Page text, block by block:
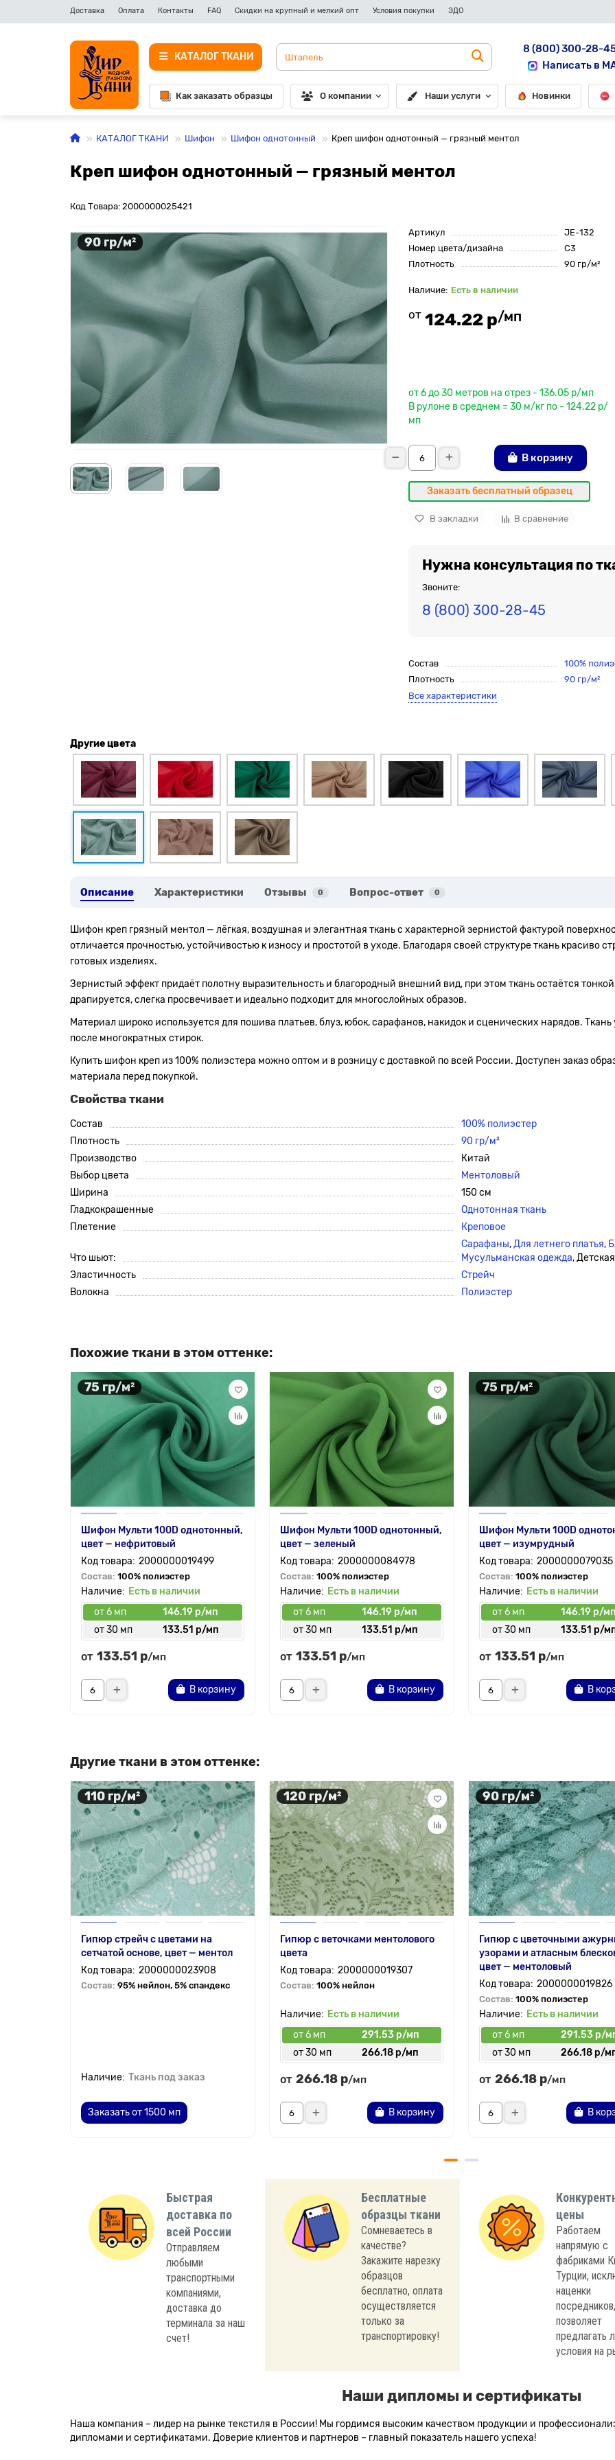
Доставка Оплата Контакты FAQ Скидки на крупный и мелкий опт Условия покупки ЭДО
КАТАЛОГ ТКАНИ
8 (800) 300-28-
Написать в
Как заказать образцы О компании Наши услуги Новинки
КАТАЛОГ ТКАНИ Шифон Шифон однотонный Креп шифон однотонный — грязный ментол
Креп шифон однотонный — грязный ментол
Код Товара: 2000000025421
90 гр/м²
Артикул
JE-132
Номер цвета/дизайна
С3
Плотность
90 гр/м²
Есть в наличии
от 124.22 р/мп
от 6 до 30 метров на отрез - 136.05 р/мп
В рулоне в среднем = 30 м/кг по - 124.22 р/
мп
В корзину
Заказать бесплатный образец
В закладки В сравнение
Нужна консультация по
Звоните:
8 (800) 300-28-45
Состав
100%
Плотность
90 гр/м²
Все характеристики
Другие цвета
Описание Характеристики Отзывы 0 Вопрос-ответ 0
Шифон креп грязный ментол — лёгкая, воздушная и элегантная ткань с характерной зернистой фактурой
отличается прочностью, устойчивостью к износу и простотой в уходе. Благодаря своей структуре ткань красиво
готовых изделиях.
Зернистый эффект придаёт полотну выразительность и благородный внешний вид, при этом ткань остаётся
драпируется, слегка просвечивает и идеально подходит для многослойных образов.
Материал широко используется для пошива платьев, блуз, юбок, сарафанов, накидок и сценических нарядов.
после многократных стирок.
Купить шифон креп из 100% полиэстера можно оптом и в розницу с доставкой по всей России. Доступен заказ
материала перед покупкой.
Свойства ткани
Состав
100% полиэстер
Плотность
90 гр/м²
Производство
Китай
Выбор цвета
Ментоловый
Ширина
150 см
Гладкокрашенные
Однотонная ткань
Плетение
Креповое
Что шьют:
Сарафаны,Для летнего платья,
Мусульманская одежда,
Эластичность
Стрейч
Волокна
Полиэстер
Похожие ткани в этом оттенке:
75 гр/м²
Шифон Мульти 100D однотонный,
цвет — нефритовый
2000000019499
Состав: 100% полиэстер
Есть в наличии
от 6 мп
146.19 р/мп
от 30 мп
133.51 р/мп
от 133.51 р/мп
В корзину
Шифон Мульти 100D однотонный,
цвет — зеленый
2000000084978
Состав: 100% полиэстер
Есть в наличии
от 6 мп
146.19 р/мп
от 30 мп
133.51 р/мп
от 133.51 р/мп
В корзину
75 гр/м²
Шифон Мульти 100D
цвет — изумрудный
2000000079035
Состав: 100% полиэстер
Есть в наличии
от 6 мп
146.19 р/
от 30 мп
133.51 р/
от 133.51 р/мп
В
Другие ткани в этом оттенке:
110 гр/м²
Гипюр стрейч с цветами на
сетчатой основе, цвет — ментол
2000000023908
Состав: 95% нейлон, 5% спандекс
Ткань под заказ
Заказать от 1500 мп
120 гр/м²
Гипюр с веточками ментолового
цвета
2000000019307
Состав: 100% нейлон
Есть в наличии
от 6 мп
291.53 р/мп
от 30 мп
266.18 р/мп
от 266.18 р/мп
В корзину
90 гр/м²
Гипюр с цветочными
узорами и атласным
цвет — ментоловый
2000000019826
Состав: 100% полиэстер
Есть в наличии
от 6 мп
291.53 р/
от 30 мп
266.18 р/
от 266.18 р/мп
В
Быстрая
доставка по
всей России
Отправляем
любыми
транспортными
компаниями,
доставка до
терминала за наш
счет!
Бесплатные
образцы ткани
Сомневаетесь в
качестве?
Закажите нарезку
образцов
бесплатно, оплата
осуществляется
только за
транспортировку!
цены
Работаем
напрямую с
фабриками
Турции,
наценки
позволяет
предлагать
условия на
Наши дипломы и сертификаты
Наша компания – лидер на рынке текстиля в России! Мы гордимся высоким качеством продукции и
дипломами и сертификатами. Доверие клиентов и партнеров – главный показатель нашего успеха!